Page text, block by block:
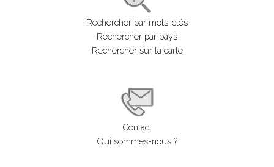
Rechercher par mots-clés
Rechercher par pays
Rechercher sur la carte
Contact
Qui sommes-nous ?